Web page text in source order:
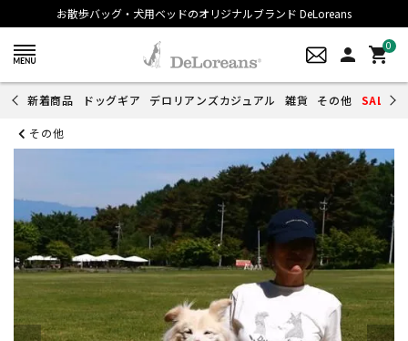
お散歩バッグ・犬用ベッドのオリジナルブランド DeLoreans
person 0
shopping_cart
新着商品 ドッグギア デロリアンズカジュアル 雑貨 その他 SALE
その他